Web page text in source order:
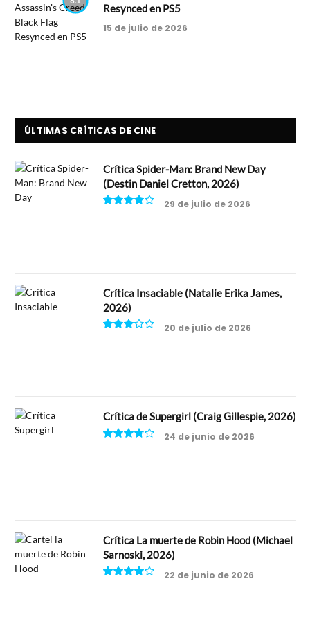
Resynced en PS5
15 de julio de 2026
ÚLTIMAS CRÍTICAS DE CINE
Crítica Spider-Man: Brand New Day
(Destin Daniel Cretton, 2026)
29 de julio de 2026
Crítica Insaciable (Natalie Erika James,
2026)
20 de julio de 2026
Crítica de Supergirl (Craig Gillespie, 2026)
24 de junio de 2026
Crítica La muerte de Robin Hood (Michael
Sarnoski, 2026)
22 de junio de 2026